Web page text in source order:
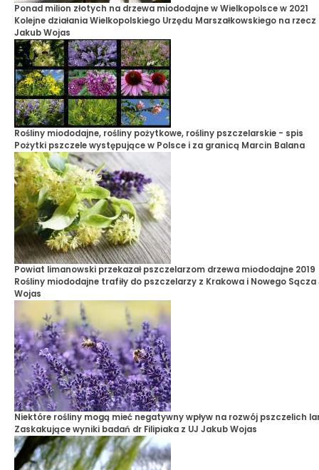
Ponad milion złotych na drzewa miododajne w Wielkopolsce w 2021
Kolejne działania Wielkopolskiego Urzędu Marszałkowskiego na rzecz
Jakub Wojas
Rośliny miododajne, rośliny pożytkowe, rośliny pszczelarskie - spis
Pożytki pszczele występujące w Polsce i za granicą Marcin Balana
Powiat limanowski przekazał pszczelarzom drzewa miododajne 2019
Rośliny miododajne trafiły do pszczelarzy z Krakowa i Nowego Sącza
Wojas
Niektóre rośliny mogą mieć negatywny wpływ na rozwój pszczelich
Zaskakujące wyniki badań dr Filipiaka z UJ Jakub Wojas